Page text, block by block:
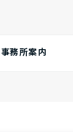
事務所案内